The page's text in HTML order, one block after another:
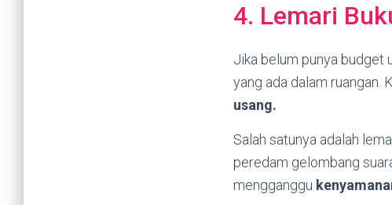
4. Lemari
Jika belum punya budget
yang ada dalam ruangan.
usang.
Salah satunya adalah
peredam gelombang
mengganggu